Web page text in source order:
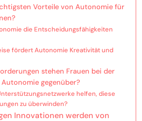
Vorteile von Autonomie für
die Entscheidungsfähigkeiten
fördert Autonomie Kreativität und
stehen Frauen bei der
gegenüber?
helfen, diese
zu überwinden?
Innovationen werden von